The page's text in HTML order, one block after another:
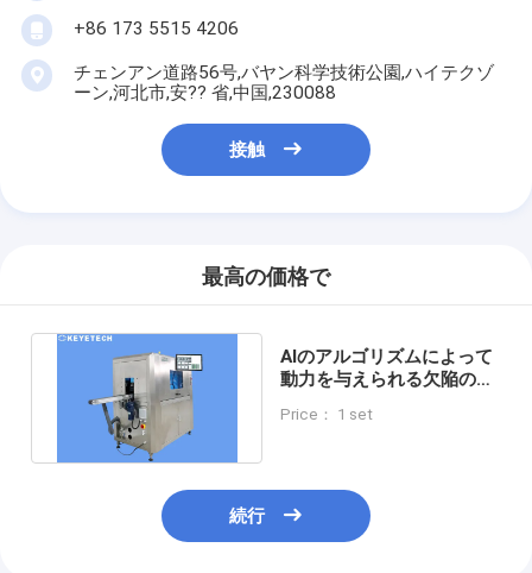
+86 173 5515 4206
チェンアン道路56号,バヤン科学技術公園,ハイテクゾ
ーン,河北市,安?? 省,中国,230088
接触
最高の価格で
AIのアルゴリズムによって
動力を与えられる欠陥の検
Price： 1 set
続行